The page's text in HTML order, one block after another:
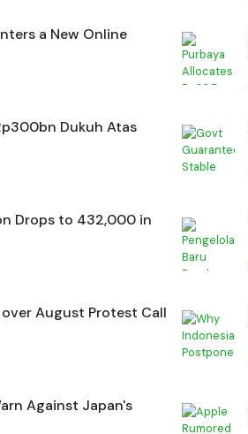
a New Online
Dukuh Atas
Drops to 432,000 in
August Protest Call
Against Japan's